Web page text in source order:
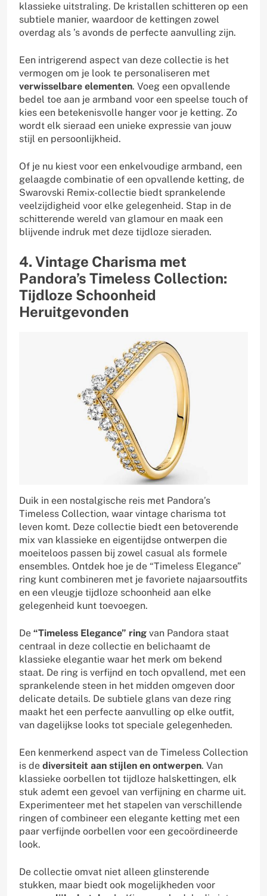
klassieke uitstraling. De kristallen schitteren op een
subtiele manier, waardoor de kettingen zowel
overdag als ’s avonds de perfecte aanvulling zijn.
Een intrigerend aspect van deze collectie is het
vermogen om je look te personaliseren met
verwisselbare elementen. Voeg een opvallende
bedel toe aan je armband voor een speelse touch of
kies een betekenisvolle hanger voor je ketting. Zo
wordt elk sieraad een unieke expressie van jouw
stijl en persoonlijkheid.
Of je nu kiest voor een enkelvoudige armband, een
gelaagde combinatie of een opvallende ketting, de
Swarovski Remix-collectie biedt sprankelende
veelzijdigheid voor elke gelegenheid. Stap in de
schitterende wereld van glamour en maak een
blijvende indruk met deze tijdloze sieraden.
4. Vintage Charisma met
Pandora’s Timeless Collection:
Tijdloze Schoonheid
Heruitgevonden
Duik in een nostalgische reis met Pandora’s
Timeless Collection, waar vintage charisma tot
leven komt. Deze collectie biedt een betoverende
mix van klassieke en eigentijdse ontwerpen die
moeiteloos passen bij zowel casual als formele
ensembles. Ontdek hoe je de “Timeless Elegance”
ring kunt combineren met je favoriete najaarsoutfits
en een vleugje tijdloze schoonheid aan elke
gelegenheid kunt toevoegen.
De “Timeless Elegance” ring van Pandora staat
centraal in deze collectie en belichaamt de
klassieke elegantie waar het merk om bekend
staat. De ring is verfijnd en toch opvallend, met een
sprankelende steen in het midden omgeven door
delicate details. De subtiele glans van deze ring
maakt het een perfecte aanvulling op elke outfit,
van dagelijkse looks tot speciale gelegenheden.
Een kenmerkend aspect van de Timeless Collection
is de diversiteit aan stijlen en ontwerpen. Van
klassieke oorbellen tot tijdloze halskettingen, elk
stuk ademt een gevoel van verfijning en charme uit.
Experimenteer met het stapelen van verschillende
ringen of combineer een elegante ketting met een
paar verfijnde oorbellen voor een gecoördineerde
look.
De collectie omvat niet alleen glinsterende
stukken, maar biedt ook mogelijkheden voor